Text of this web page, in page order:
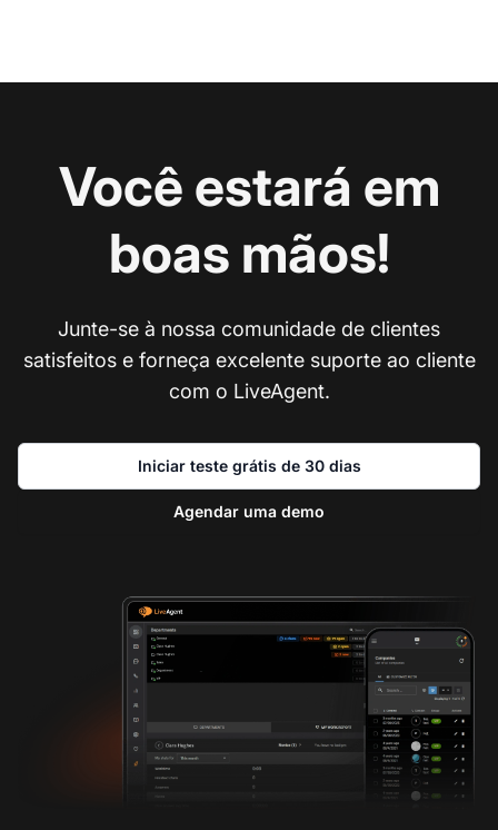
Você estará em
boas mãos!
Junte-se à nossa comunidade de clientes
satisfeitos e forneça excelente suporte ao cliente
com o LiveAgent.
Iniciar teste grátis de 30 dias
Agendar uma demo